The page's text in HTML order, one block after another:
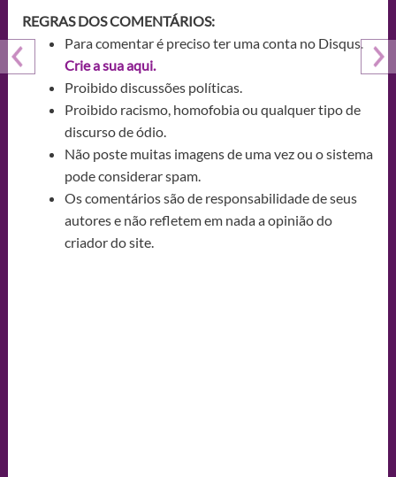
REGRAS DOS COMENTÁRIOS:
Para comentar é preciso ter uma conta no Disqus.
Crie a sua aqui.
Proibido discussões políticas.
Proibido racismo, homofobia ou qualquer tipo de
discurso de ódio.
Não poste muitas imagens de uma vez ou o sistema
pode considerar spam.
Os comentários são de responsabilidade de seus
autores e não refletem em nada a opinião do
criador do site.